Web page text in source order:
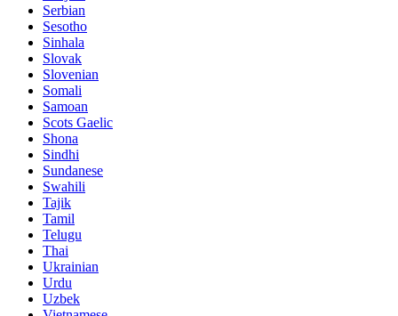
Serbian
Sesotho
Sinhala
Slovak
Slovenian
Somali
Samoan
Scots Gaelic
Shona
Sindhi
Sundanese
Swahili
Tajik
Tamil
Telugu
Thai
Ukrainian
Urdu
Uzbek